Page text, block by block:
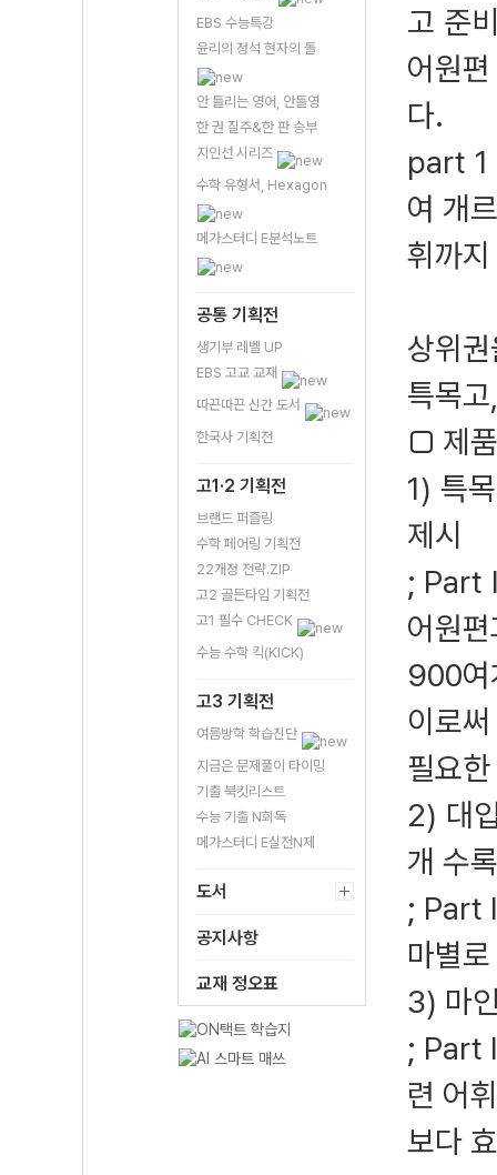
EBS 수능특강
윤리의 정석 현자의 돌
안 틀리는 영어, 안틀영
한 권 질주&한 판 승부
지인선 시리즈
수학 유형서, Hexagon
메가스터디 E분석노트
공통 기획전
생기부 레벨 UP
EBS 고교 교재
따끈따끈 신간 도서
한국사 기획전
고1·2 기획전
브랜드 퍼즐링
수학 페어링 기획전
22개정 전략.ZIP
고2 골든타임 기획전
고1 필수 CHECK
수능 수학 킥(KICK)
고3 기획전
여름방학 학습진단
지금은 문제풀이 타이밍
기출 북킷리스트
수능 기출 N회독
메가스터디 E실전N제
도서
공지사항
교재 정오표
고 준
어원
다.
part 1
여 개
휘까
상위
특목
□ 제
1) 특
제시
; Part
어원
900여
이로
필요
2) 대
개 수록
; Part
마별
3) 마
; Part
련 어
보다